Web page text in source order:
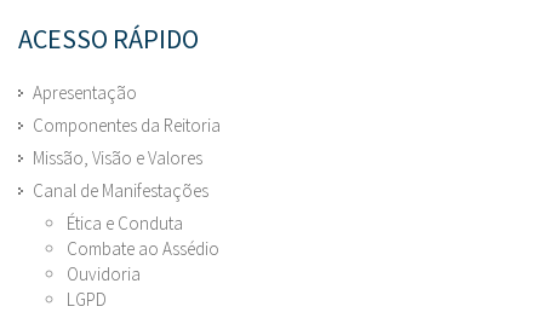
ACESSO RÁPIDO
Apresentação
Componentes da Reitoria
Missão, Visão e Valores
Canal de Manifestações
Ética e Conduta
Combate ao Assédio
Ouvidoria
LGPD